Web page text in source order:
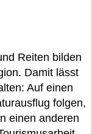
Reiten bilden
Damit lässt
Auf einen
folgen,
einen anderen